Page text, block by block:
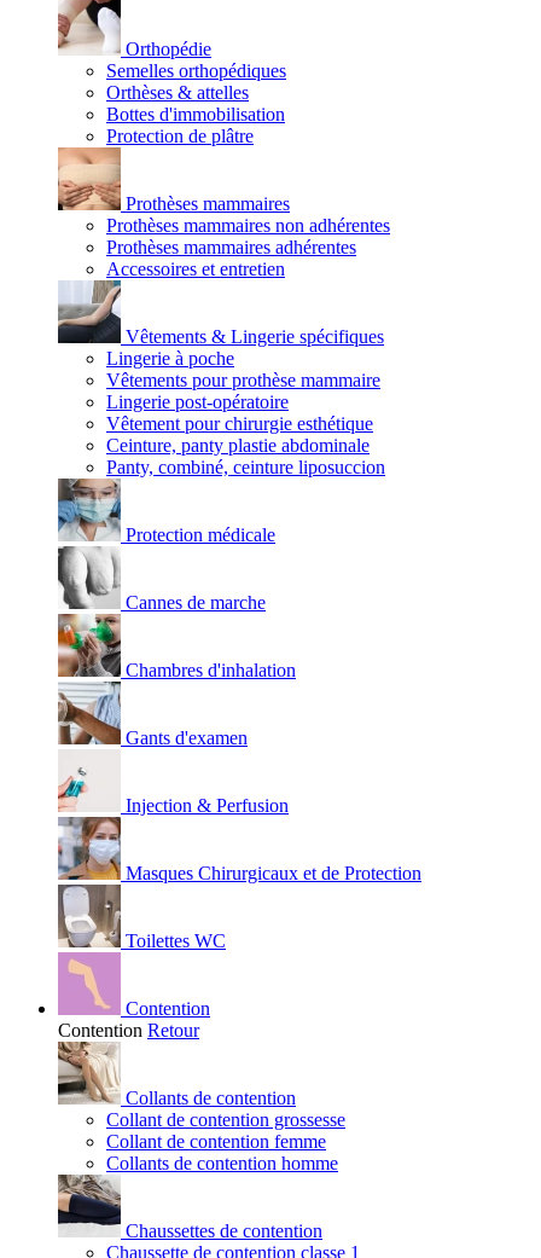
Orthopédie
Semelles orthopédiques
Orthèses & attelles
Bottes d'immobilisation
Protection de plâtre
Prothèses mammaires
Prothèses mammaires non adhérentes
Prothèses mammaires adhérentes
Accessoires et entretien
Vêtements & Lingerie spécifiques
Lingerie à poche
Vêtements pour prothèse mammaire
Lingerie post-opératoire
Vêtement pour chirurgie esthétique
Ceinture, panty plastie abdominale
Panty, combiné, ceinture liposuccion
Protection médicale
Cannes de marche
Chambres d'inhalation
Gants d'examen
Injection & Perfusion
Masques Chirurgicaux et de Protection
Toilettes WC
Contention
Contention Retour
Collants de contention
Collant de contention grossesse
Collant de contention femme
Collants de contention homme
Chaussettes de contention
Chaussette de contention classe 1